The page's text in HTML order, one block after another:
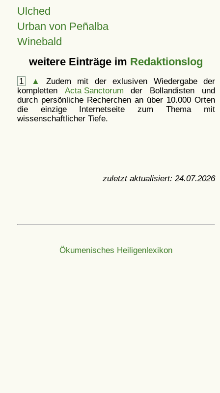
Ulched
Urban von Peñalba
Winebald
weitere Einträge im Redaktionslog
1 ▲
Zudem mit der exlusiven Wiedergabe der
kompletten Acta Sanctorum der Bollandisten und
durch persönliche Recherchen an über 10.000 Orten
die einzige Internetseite zum Thema mit
wissenschaftlicher Tiefe.
zuletzt aktualisiert: 24.07.2026
Ökumenisches Heiligenlexikon